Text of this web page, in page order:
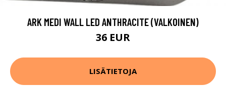
ARK MEDI WALL LED ANTHRACITE (VALKOINEN)
36 EUR
LISÄTIETOJA